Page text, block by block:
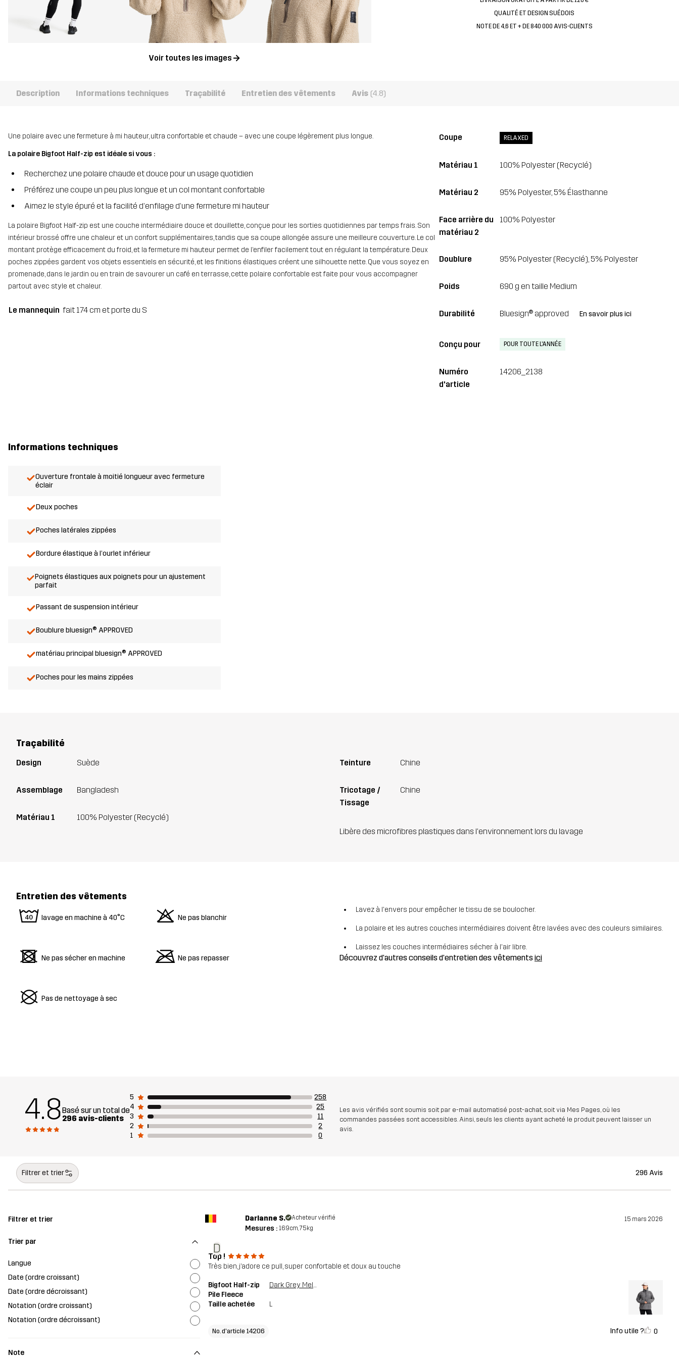
Voir toutes les images
QUALITÉ ET DESIGN SUÉDOIS
NOTE DE 4,6 ET + DE 840 000 AVIS-CLIENTS
Description Informations techniques Traçabilité Entretien des vêtements Avis (4.8)
Une polaire avec une fermeture à mi hauteur, ultra confortable et chaude – avec une coupe légèrement plus longue.
La polaire Bigfoot Half-zip est idéale si vous :
Recherchez une polaire chaude et douce pour un usage quotidien
Préférez une coupe un peu plus longue et un col montant confortable
Aimez le style épuré et la facilité d’enfilage d’une fermeture mi hauteur
La polaire Bigfoot Half-zip est une couche intermédiaire douce et douillette, conçue pour les sorties quotidiennes par temps frais. Son
intérieur brossé offre une chaleur et un confort supplémentaires, tandis que sa coupe allongée assure une meilleure couverture. Le col
montant protège efficacement du froid, et la fermeture mi hauteur permet de l’enfiler facilement tout en régulant la température. Deux
poches zippées gardent vos objets essentiels en sécurité, et les finitions élastiques créent une silhouette nette. Que vous soyez en
promenade, dans le jardin ou en train de savourer un café en terrasse, cette polaire confortable est faite pour vous accompagner
partout avec style et chaleur.
Le mannequin fait 174 cm et porte du S
Coupe RELAXED
Matériau 1 100% Polyester (Recyclé)
Matériau 2 95% Polyester, 5% Élasthanne
Face arrière du
matériau 2
100% Polyester
Doublure 95% Polyester (Recyclé), 5% Polyester
Poids 690 g en taille Medium
Durabilité Bluesign® approved En savoir plus ici
Conçu pour POUR TOUTE L'ANNÉE
Numéro
d'article
14206_2138
Informations techniques
Ouverture frontale à moitié longueur avec fermeture
éclair
Deux poches
Poches latérales zippées
Bordure élastique à l’ourlet inférieur
Poignets élastiques aux poignets pour un ajustement
parfait
Passant de suspension intérieur
Boublure bluesign® APPROVED
matériau principal bluesign® APPROVED
Poches pour les mains zippées
Traçabilité
Design Suède
Assemblage Bangladesh
Matériau 1 100% Polyester (Recyclé)
Teinture Chine
Tricotage /
Tissage
Chine
Libère des microfibres plastiques dans l'environnement lors du lavage
Entretien des vêtements
8 lavage en machine à 40°C o Ne pas blanchir
d Ne pas sécher en machine m Ne pas repasser
U Pas de nettoyage à sec
Lavez à l'envers pour empêcher le tissu de se boulocher.
La polaire et les autres couches intermédiaires doivent être lavées avec des couleurs similaires.
Laissez les couches intermédiaires sécher à l'air libre.
Découvrez d'autres conseils d'entretien des vêtementsici
4.8Basé sur un total de
296 avis-clients
5
258
4
25
3
11
2
2
1
0
Les avis vérifiés sont soumis soit par e-mail automatisé post-achat, soit via Mes Pages, où les
commandes passées sont accessibles. Ainsi, seuls les clients ayant acheté le produit peuvent laisser un
avis.
Filtrer et trier 296 Avis
Filtrer et trier
Trier par
Langue
Date (ordre croissant)
Date (ordre décroissant)
Notation (ordre croissant)
Notation (ordre décroissant)
Note
D
Darlanne S. Acheteur vérifié 15 mars 2026
Mesures : 169cm, 75kg
Top !
Très bien, j’adore ce pull, super confortable et doux au touche
Bigfoot Half-zip
Pile Fleece
Dark Grey Melange
Taille achetée L
No. d'article 14206 Info utile ? 0